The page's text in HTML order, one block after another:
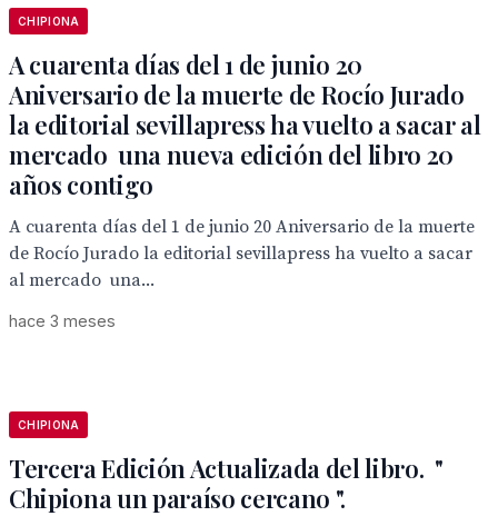
CHIPIONA
A cuarenta días del 1 de junio 20
Aniversario de la muerte de Rocío Jurado
la editorial sevillapress ha vuelto a sacar al
mercado una nueva edición del libro 20
años contigo
A cuarenta días del 1 de junio 20 Aniversario de la muerte
de Rocío Jurado la editorial sevillapress ha vuelto a sacar
al mercado una...
hace 3 meses
CHIPIONA
Tercera Edición Actualizada del libro. "
Chipiona un paraíso cercano ".